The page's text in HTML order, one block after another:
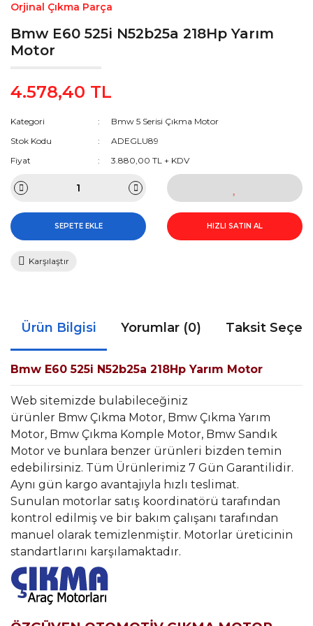
Orjinal Çıkma Parça
Bmw E60 525i N52b25a 218Hp Yarım
Motor
4.578,40 TL
Kategori
Bmw 5 Serisi Çıkma Motor
Stok Kodu
ADEGLU89
Fiyat
3.880,00 TL + KDV
SEPETE EKLE HIZLI SATIN AL
Karşılaştır
Ürün Bilgisi Yorumlar (0) Taksit
Bmw E60 525i N52b25a 218Hp Yarım Motor
Web sitemizde bulabileceğiniz
ürünler Bmw Çıkma Motor, Bmw Çıkma Yarım
Motor, Bmw Çıkma Komple Motor, Bmw Sandık
Motor ve bunlara benzer ürünleri bizden temin
edebilirsiniz. Tüm Ürünlerimiz 7 Gün Garantilidir.
Aynı gün kargo avantajıyla hızlı teslimat.
Sunulan motorlar satış koordinatörü tarafından
kontrol edilmiş ve bir bakım çalışanı tarafından
manuel olarak temizlenmiştir. Motorlar üreticinin
standartlarını karşılamaktadır.